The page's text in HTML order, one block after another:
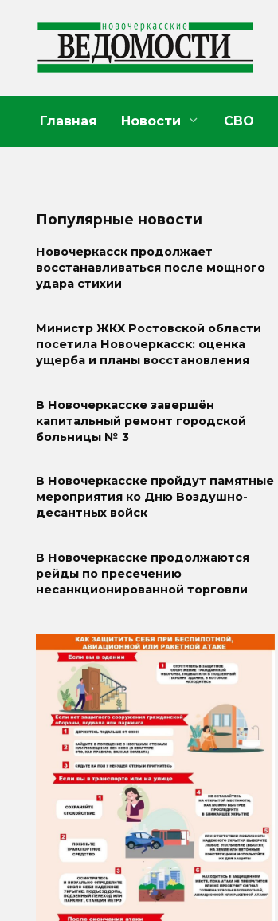
содержанию
Главная Новости СВО
Популярные новости
Новочеркасск продолжает
восстанавливаться после мощного
удара стихии
Министр ЖКХ Ростовской области
посетила Новочеркасск: оценка
ущерба и планы восстановления
В Новочеркасске завершён
капитальный ремонт городской
больницы № 3
В Новочеркасске пройдут памятные
мероприятия ко Дню Воздушно-
десантных войск
В Новочеркасске продолжаются
рейды по пресечению
несанкционированной торговли